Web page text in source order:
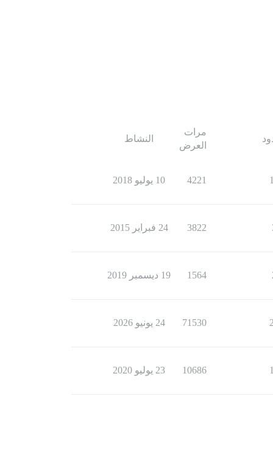
مرات
العرض
النشاط
4221 10 يوليو 2018
3822 24 فبراير 2015
1564 19 ديسمبر 2019
71530 24 يونيو 2026
10686 23 يوليو 2020